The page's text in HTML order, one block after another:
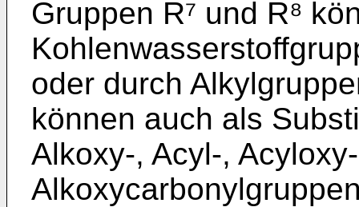
Gruppen R⁷ und R⁸
oder durch
können auch als
Alkoxy-, Acyl-,